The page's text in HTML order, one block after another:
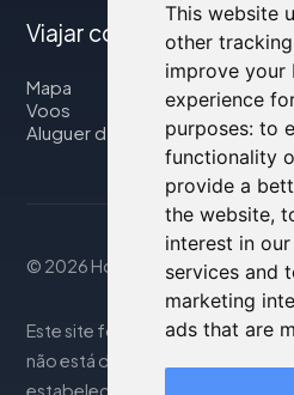
This website
other
improve your
experience
purposes: to
functionality
provide a
the website,
interest in
services and
marketing
ads that are
Viajar connosco
Mapa
Voos
Aluguer de automóveis
© 2026 Housity.net
Este site fornece informações
não está de forma alguma
estabelecimentos de